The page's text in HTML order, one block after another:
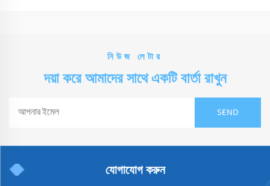
নিউজ লেটার
দয়া করে আমাদের সাথে একটি বার্তা রাখুন
যোগাযোগ করুন